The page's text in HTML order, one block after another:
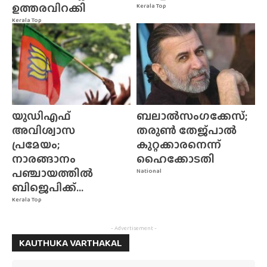
Kerala Top
ഉത്തരവിറക്കി
Kerala Top
Kerala Top
യുഡിഎഫ്
അവിശ്വാസ
പ്രമേയം;
നാരങ്ങാനം
പഞ്ചായത്തിൽ
ബിജെപിക്ക്...
National
ബലാൽസംഗക്കേസ്;
തരുൺ തേജ്‌പാൽ
കുറ്റക്കാരനെന്ന്
ഹൈക്കോടതി
- Advertisement -
KAUTHUKA VARTHAKAL